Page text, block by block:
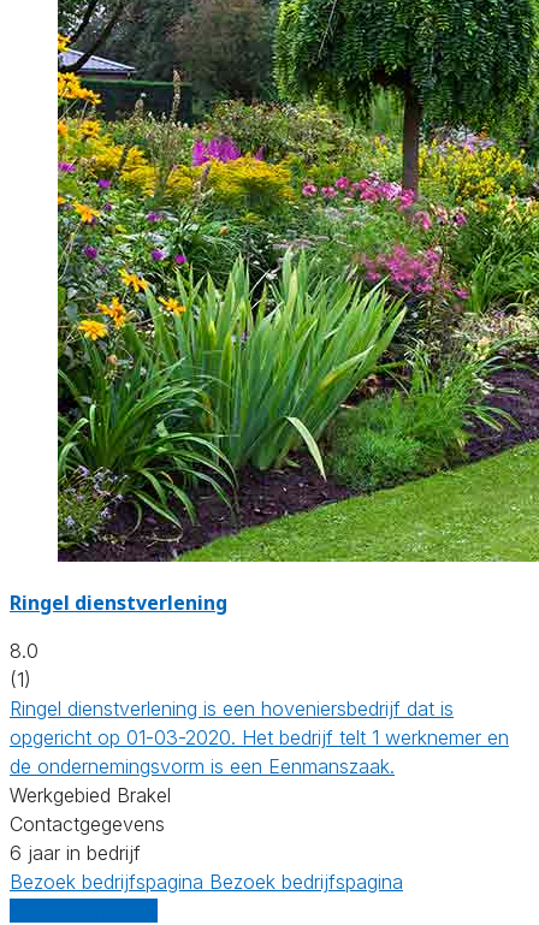
Ringel dienstverlening
8.0
(1)
Ringel dienstverlening is een hoveniersbedrijf dat is
opgericht op 01-03-2020. Het bedrijf telt 1 werknemer en
de ondernemingsvorm is een Eenmanszaak.
Werkgebied Brakel
Contactgegevens
6 jaar in bedrijf
Bezoek bedrijfspagina Bezoek bedrijfspagina